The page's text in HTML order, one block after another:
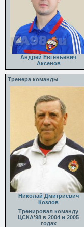
Андрей Евгеньевич
Аксенов
Тренера команды
Николай Дмитриевич
Козлов
Тренировал команду
ЦСКА'98 в 2004 и 2005
годах